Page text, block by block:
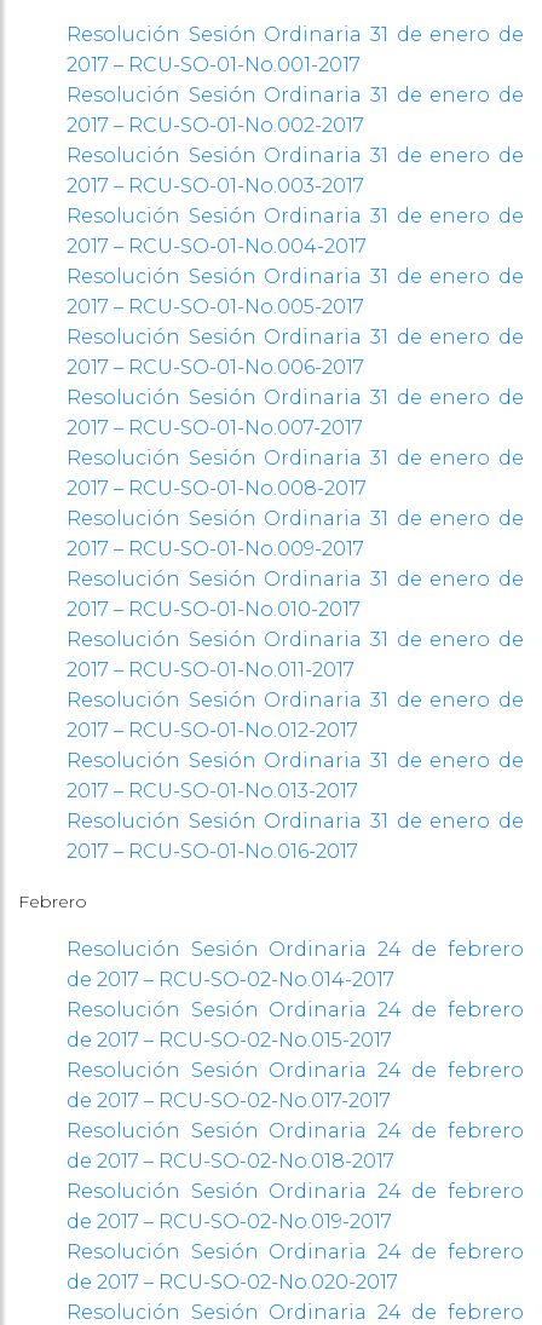
Resolución Sesión Ordinaria 31 de enero de
2017 – RCU-SO-01-No.001-2017
Resolución Sesión Ordinaria 31 de enero de
2017 – RCU-SO-01-No.002-2017
Resolución Sesión Ordinaria 31 de enero de
2017 – RCU-SO-01-No.003-2017
Resolución Sesión Ordinaria 31 de enero de
2017 – RCU-SO-01-No.004-2017
Resolución Sesión Ordinaria 31 de enero de
2017 – RCU-SO-01-No.005-2017
Resolución Sesión Ordinaria 31 de enero de
2017 – RCU-SO-01-No.006-2017
Resolución Sesión Ordinaria 31 de enero de
2017 – RCU-SO-01-No.007-2017
Resolución Sesión Ordinaria 31 de enero de
2017 – RCU-SO-01-No.008-2017
Resolución Sesión Ordinaria 31 de enero de
2017 – RCU-SO-01-No.009-2017
Resolución Sesión Ordinaria 31 de enero de
2017 – RCU-SO-01-No.010-2017
Resolución Sesión Ordinaria 31 de enero de
2017 – RCU-SO-01-No.011-2017
Resolución Sesión Ordinaria 31 de enero de
2017 – RCU-SO-01-No.012-2017
Resolución Sesión Ordinaria 31 de enero de
2017 – RCU-SO-01-No.013-2017
Resolución Sesión Ordinaria 31 de enero de
2017 – RCU-SO-01-No.016-2017
Febrero
Resolución Sesión Ordinaria 24 de febrero
de 2017 – RCU-SO-02-No.014-2017
Resolución Sesión Ordinaria 24 de febrero
de 2017 – RCU-SO-02-No.015-2017
Resolución Sesión Ordinaria 24 de febrero
de 2017 – RCU-SO-02-No.017-2017
Resolución Sesión Ordinaria 24 de febrero
de 2017 – RCU-SO-02-No.018-2017
Resolución Sesión Ordinaria 24 de febrero
de 2017 – RCU-SO-02-No.019-2017
Resolución Sesión Ordinaria 24 de febrero
de 2017 – RCU-SO-02-No.020-2017
Resolución Sesión Ordinaria 24 de febrero